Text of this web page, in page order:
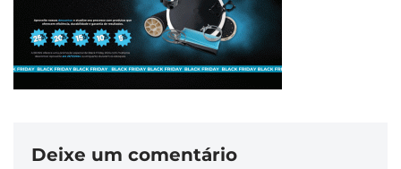
Deixe um comentário